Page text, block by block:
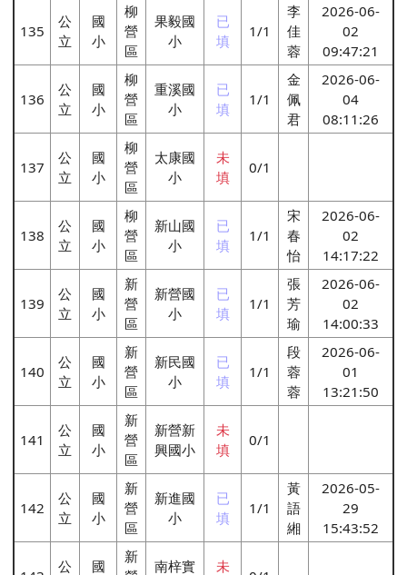
135
公
立
國
小
柳
營
區
果毅國
小
已
填
1/1
李
佳
蓉
2026-06-
02
09:47:21
136
公
立
國
小
柳
營
區
重溪國
小
已
填
1/1
金
佩
君
2026-06-
04
08:11:26
137
公
立
國
小
柳
營
區
太康國
小
未
填
0/1
138
公
立
國
小
柳
營
區
新山國
小
已
填
1/1
宋
春
怡
2026-06-
02
14:17:22
139
公
立
國
小
新
營
區
新營國
小
已
填
1/1
張
芳
瑜
2026-06-
02
14:00:33
140
公
立
國
小
新
營
區
新民國
小
已
填
1/1
段
蓉
蓉
2026-06-
01
13:21:50
141
公
立
國
小
新
營
區
新營新
興國小
未
填
0/1
142
公
立
國
小
新
營
區
新進國
小
已
填
1/1
黃
語
緗
2026-05-
29
15:43:52
公 國
新
南梓實 未